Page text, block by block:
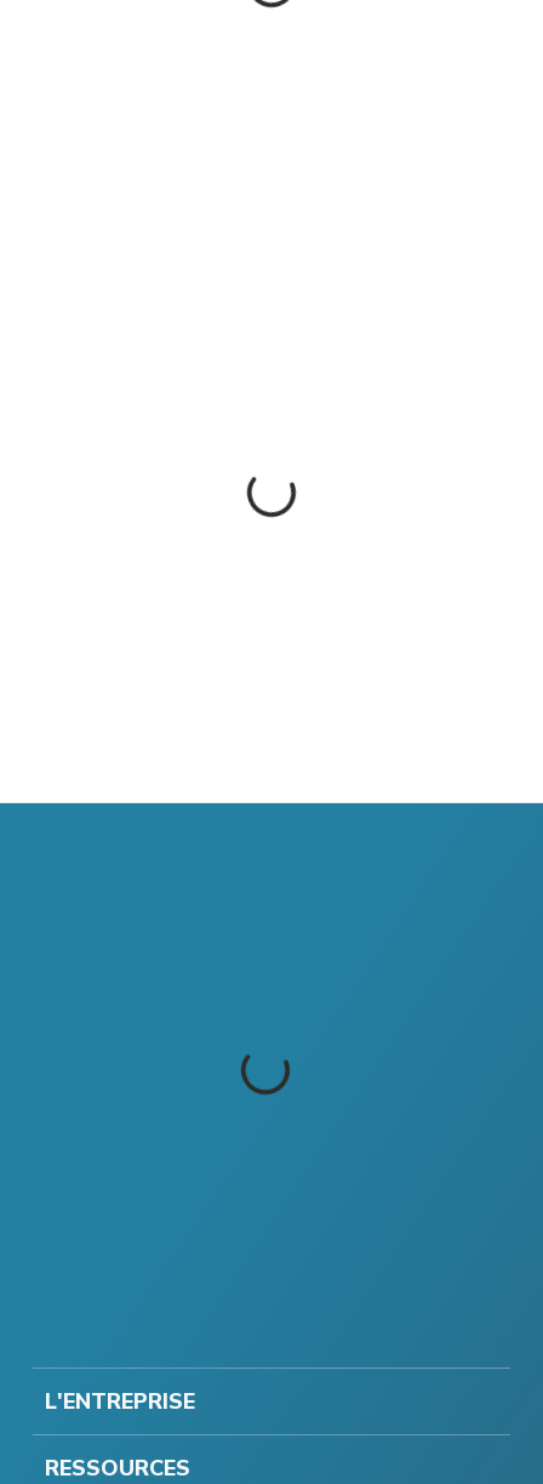
L'ENTREPRISE
RESSOURCES